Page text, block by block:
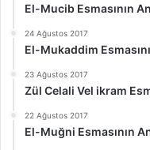
El-Mucib Esmasının
24 Ağustos 2017
El-Mukaddim
23 Ağustos 2017
Zül Celali Vel ikram
22 Ağustos 2017
El-Muğni Esmasının